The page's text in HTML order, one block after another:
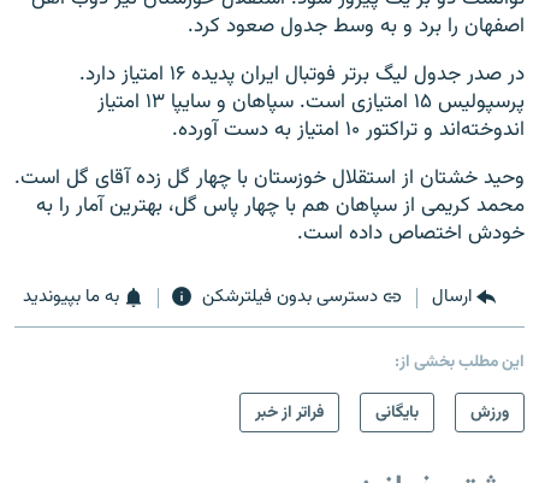
اصفهان را برد و به وسط جدول صعود کرد.
در صدر جدول لیگ برتر فوتبال ایران پدیده ۱۶ امتیاز دارد.
پرسپولیس ۱۵ امتیازی است. سپاهان و سایپا ۱۳ امتیاز
اندوخته‌اند و تراکتور ۱۰ امتیاز به دست آورده.
وحید خشتان از استقلال خوزستان با چهار گل زده آقای گل است.
محمد کریمی از سپاهان هم با چهار پاس گل، بهترین آمار را به
خودش اختصاص داده است.
ارسال دسترسی بدون فیلترشکن به ما بپیوندید
این مطلب بخشی از:
ورزش
بایگانی فراتر از خبر